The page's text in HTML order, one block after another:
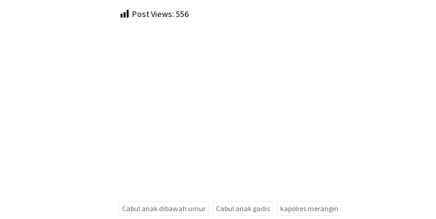
Post Views: 556
Cabul anak dibawah umur Cabul anak gadis kapolres merangin